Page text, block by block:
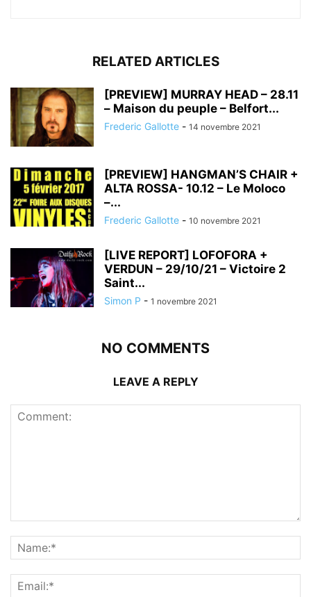
RELATED ARTICLES
[PREVIEW] MURRAY HEAD – 28.11
– Maison du peuple – Belfort...
Frederic Gallotte - 14 novembre 2021
[PREVIEW] HANGMAN’S CHAIR +
ALTA ROSSA- 10.12 – Le Moloco
–...
Frederic Gallotte - 10 novembre 2021
[LIVE REPORT] LOFOFORA +
VERDUN – 29/10/21 – Victoire 2
Saint...
Simon P - 1 novembre 2021
NO COMMENTS
LEAVE A REPLY